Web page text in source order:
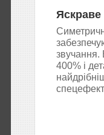
Яскраве
звучання.
400% і